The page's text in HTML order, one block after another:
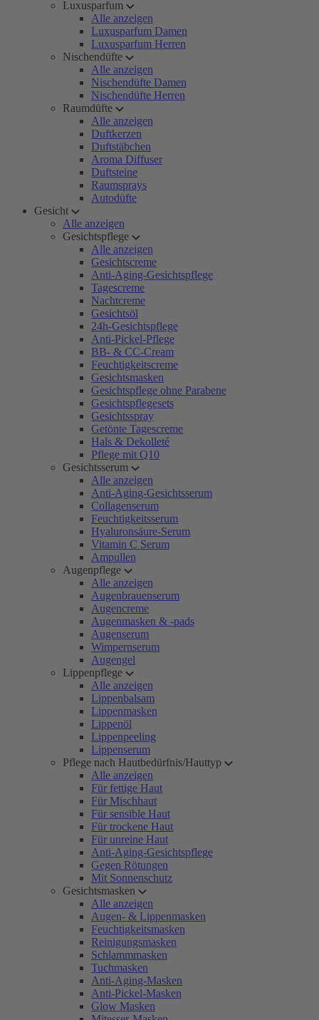
Luxusparfum
Alle anzeigen
Luxusparfum Damen
Luxusparfum Herren
Nischendüfte
Alle anzeigen
Nischendüfte Damen
Nischendüfte Herren
Raumdüfte
Alle anzeigen
Duftkerzen
Duftstäbchen
Aroma Diffuser
Duftsteine
Raumsprays
Autodüfte
Gesicht
Alle anzeigen
Gesichtspflege
Alle anzeigen
Gesichtscreme
Anti-Aging-Gesichtspflege
Tagescreme
Nachtcreme
Gesichtsöl
24h-Gesichtspflege
Anti-Pickel-Pflege
BB- & CC-Cream
Feuchtigkeitscreme
Gesichtsmasken
Gesichtspflege ohne Parabene
Gesichtspflegesets
Gesichtsspray
Getönte Tagescreme
Hals & Dekolleté
Pflege mit Q10
Gesichtsserum
Alle anzeigen
Anti-Aging-Gesichtsserum
Collagenserum
Feuchtigkeitsserum
Hyaluronsäure-Serum
Vitamin C Serum
Ampullen
Augenpflege
Alle anzeigen
Augenbrauenserum
Augencreme
Augenmasken & -pads
Augenserum
Wimpernserum
Augengel
Lippenpflege
Alle anzeigen
Lippenbalsam
Lippenmasken
Lippenöl
Lippenpeeling
Lippenserum
Pflege nach Hautbedürfnis/Hauttyp
Alle anzeigen
Für fettige Haut
Für Mischhaut
Für sensible Haut
Für trockene Haut
Für unreine Haut
Anti-Aging-Gesichtspflege
Gegen Rötungen
Mit Sonnenschutz
Gesichtsmasken
Alle anzeigen
Augen- & Lippenmasken
Feuchtigkeitsmasken
Reinigungsmasken
Schlammmasken
Tuchmasken
Anti-Aging-Masken
Anti-Pickel-Masken
Glow Masken